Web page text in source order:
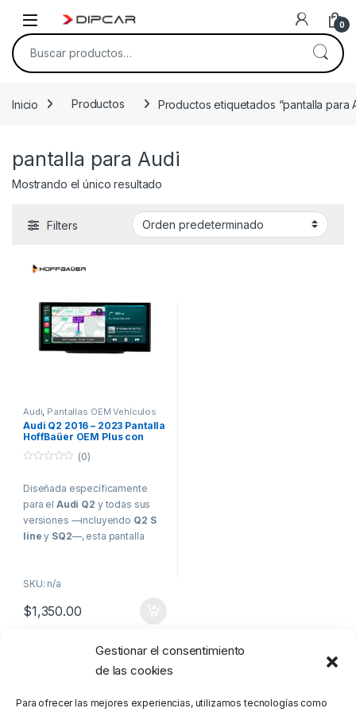
Gestionar el consentimiento
de las cookies
Para ofrecer las mejores experiencias, utilizamos tecnologías como
0
Buscar por:
Inicio Productos Productos etiquetados “pantalla para
pantalla para Audi
Mostrando el único resultado
Filters
Audi Pantallas OEM Vehículos
de Alta Gama
Audi Q2 2016 – 2023 Pantalla
HoffBaüer OEM Plus con
Apple CarPlay y Android
Auto Hoffmann & Baüer
u
o
f
(0)
Diseñada específicamente
para el Audi Q2 y todas sus
versiones —incluyendo Q2 S
line y SQ2—, esta pantalla
completamente la experiencia
original del vehículo.
Su estética se integra
manteniendo la calidad de
una interfaz moderna, fluida y
SKU: n/a
$1,350.00
Mostrando el único resultado